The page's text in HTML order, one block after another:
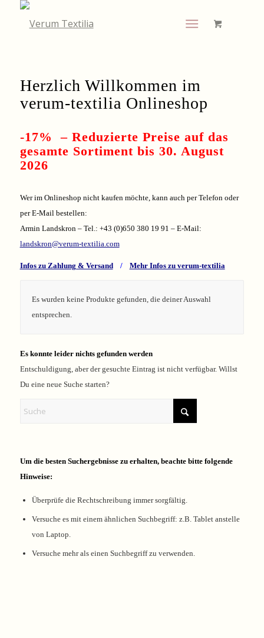
Herzlich Willkommen im
verum-textilia Onlineshop
-17% – Reduzierte Preise auf das
gesamte Sortiment bis 30. August
2026
Wer im Onlineshop nicht kaufen möchte, kann auch per Telefon oder
per E-Mail bestellen:
Armin Landskron – Tel.: +43 (0)650 380 19 91 – E-Mail:
landskron@verum-textilia.com
Infos zu Zahlung & Versand / Mehr Infos zu verum-textilia
Es wurden keine Produkte gefunden, die deiner Auswahl
entsprechen.
Es konnte leider nichts gefunden werden
Entschuldigung, aber der gesuchte Eintrag ist nicht verfügbar. Willst
Du eine neue Suche starten?
Um die besten Suchergebnisse zu erhalten, beachte bitte folgende
Hinweise:
Überprüfe die Rechtschreibung immer sorgfältig.
Versuche es mit einem ähnlichen Suchbegriff: z.B. Tablet anstelle
von Laptop.
Versuche mehr als einen Suchbegriff zu verwenden.